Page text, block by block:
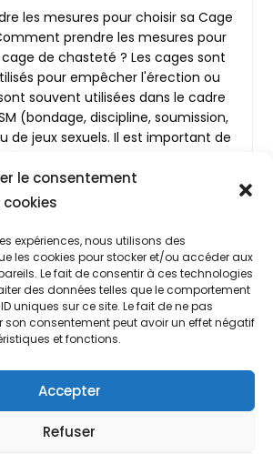
le consentement
cookies
expériences, nous utilisons des
les cookies pour stocker et/ou accéder aux
Le fait de consentir à ces technologies
des données telles que le comportement
uniques sur ce site. Le fait de ne pas
son consentement peut avoir un effet négatif
et fonctions.
Accepter
Refuser
:
lecture :
les mesures pour choisir sa Cage
prendre les mesures pour
de chasteté ? Les cages sont
pour empêcher l'érection ou
souvent utilisées dans le cadre
(bondage, discipline, soumission,
de jeux sexuels. Il est important de
Comment
Prendre
Mesures
Pour
Choisir
Sa
Cage
De
Chasteté
?
BLOG CONTACT
DE COOKIES (UE)
GÉNÉRALES